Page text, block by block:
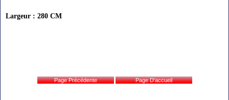
Largeur : 280 CM